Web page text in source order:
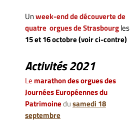
Unweek-end de découverte de
quatre orgues de Strasbourgles
15 et 16 octobre (voir ci-contre)
Activités 2021
Le marathon des orgues des
Journées Européennes du
Patrimoinedusamedi 18
septembre